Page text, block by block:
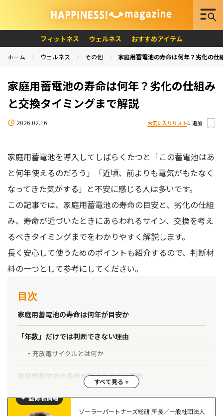
フィットネス ウェルネス おすすめアイテム
ホーム ウェルネス その他 家庭用蓄電池の寿命は何年？劣化の仕
家庭用蓄電池の寿命は何年？劣化の仕組み
と交換タイミングまで解説
2026.02.16 お気に入りリストに追加
家庭用蓄電池を導入してしばらくたつと「この蓄電池はあ
と何年使えるのだろう」「近頃、前よりも電気がもたなく
なってきた気がする」と不安に感じる人は多いです。
この記事では、家庭用蓄電池の寿命の目安と、劣化の仕組
み、寿命が近づいたときにあらわれるサイン、交換を考え
るべきタイミングまでをわかりやすく解説します。
長く安心して使うためのポイントも紹介するので、判断材
料の一つとして参考にしてください。
目次
家庭用蓄電池の寿命は何年が目安か
「年数」だけでは判断できない理由
充放電サイクルとは何か
家庭用蓄電池の寿命が短くなる主な原因
高温・低温など設置環境の影響
監修者情報
ソーラーパートナーズ総研 所長／一般社団法人